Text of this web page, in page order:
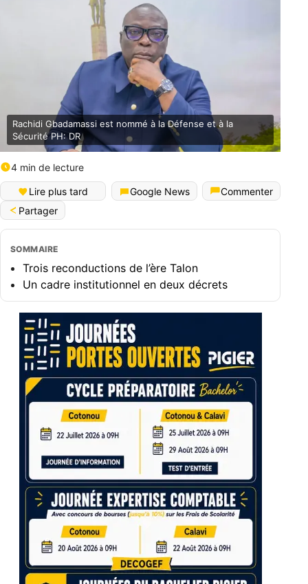
Rachidi Gbadamassi est nommé à la Défense et à la
Sécurité PH: DR
4 min de lecture
Lire plus tard Google News
Commenter
Partager
SOMMAIRE
Trois reconductions de l’ère Talon
Un cadre institutionnel en deux décrets